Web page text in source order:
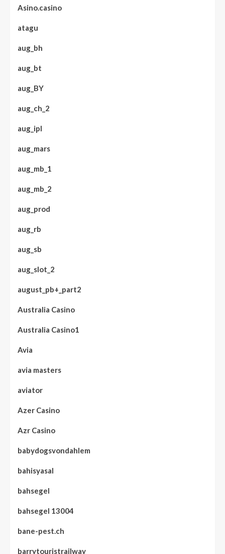
Asino.casino
atagu
aug_bh
aug_bt
aug_BY
aug_ch_2
aug_ipl
aug_mars
aug_mb_1
aug_mb_2
aug_prod
aug_rb
aug_sb
aug_slot_2
august_pb+_part2
Australia Casino
Australia Casino1
Avia
avia masters
aviator
Azer Casino
Azr Casino
babydogsvondahlem
bahisyasal
bahsegel
bahsegel 13004
bane-pest.ch
barrytouristrailway